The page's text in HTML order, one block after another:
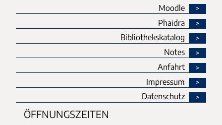
Moodle
Phaidra
Bibliothekskatalog
Notes
Anfahrt
Impressum
Datenschutz
ÖFFNUNGSZEITEN